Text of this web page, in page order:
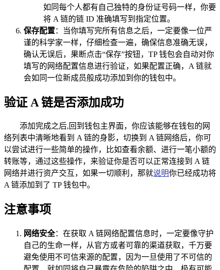
如同每个人都有自己独特的身份证号码一样，你要
将 A 链的链 ID 准确填写到指定位置。
保存配置：当你填写完所有信息之后，一定要像一位严
谨的科学家一样，仔细检查一遍，确保信息准确无误，
确认无误后，果断点击“保存”按钮，TP 钱包会自动对你
填写的网络配置信息进行验证，如果配置正确，A 链就
会如同一位新成员般成功添加到你的钱包中。
验证 A 链是否添加成功
添加完成之后,回到钱包主界面，你应该能够在钱包的网
络列表中清晰地看到 A 链的身影，切换到 A 链网络后，你可
以尝试进行一些简单的操作，比如查看余额、进行一笔小额的
转账等，通过这些操作，来验证你是否可以正常连接到 A 链
网络并进行资产交互，如果一切顺利，那就说明你已经成功将
A 链添加到了 TP 钱包中。
注意事项
网络安全：在获取 A 链网络配置信息时，一定要像守护
自己的生命一样，从官方或者可靠的渠道获取，千万要
避免使用不可信来源的配置，因为一旦使用了不可信的